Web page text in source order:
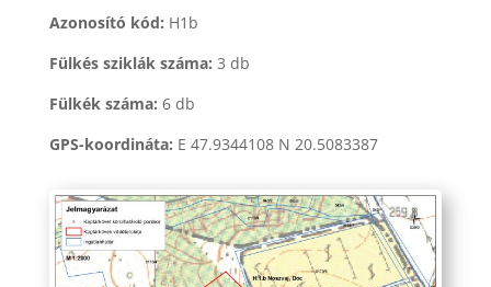
Azonosító kód: H1b
Fülkés sziklák száma: 3 db
Fülkék száma: 6 db
GPS-koordináta: E 47.9344108 N 20.5083387